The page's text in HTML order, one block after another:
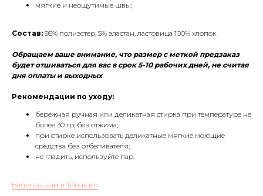
мягкие и неощутимые швы;
Состав: 95% полиэстер, 5% эластан, ластовица 100% хлопок
Обращаем ваше внимание, что размер с меткой предзаказ
будет отшиваться для вас в срок 5-10 рабочих дней, не считая
дня оплаты и выходных
Рекомендации по уходу:
бережная ручная или деликатная стирка при температуре не
более 30 гр, без отжима;
при стирке использовать деликатные мягкие моющие
средства без отбеливателя;
не гладить, используйте пар.
Написать нам в Telegram